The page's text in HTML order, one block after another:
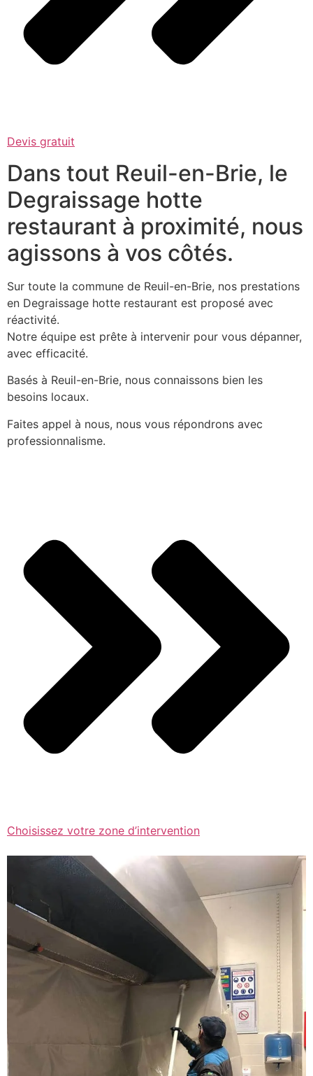
Devis gratuit
Dans tout Reuil-en-Brie, le
Degraissage hotte
restaurant à proximité, nous
agissons à vos côtés.
Sur toute la commune de Reuil-en-Brie, nos prestations
en Degraissage hotte restaurant est proposé avec
réactivité.
Notre équipe est prête à intervenir pour vous dépanner,
avec efficacité.
Basés à Reuil-en-Brie, nous connaissons bien les
besoins locaux.
Faites appel à nous, nous vous répondrons avec
professionnalisme.
Choisissez votre zone d’intervention